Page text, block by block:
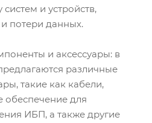
и устройств,
потери данных.
и аксессуары: в
различные
такие как кабели,
для
ИБП, а также другие